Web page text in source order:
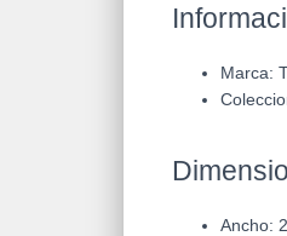
Marca:
Ancho: